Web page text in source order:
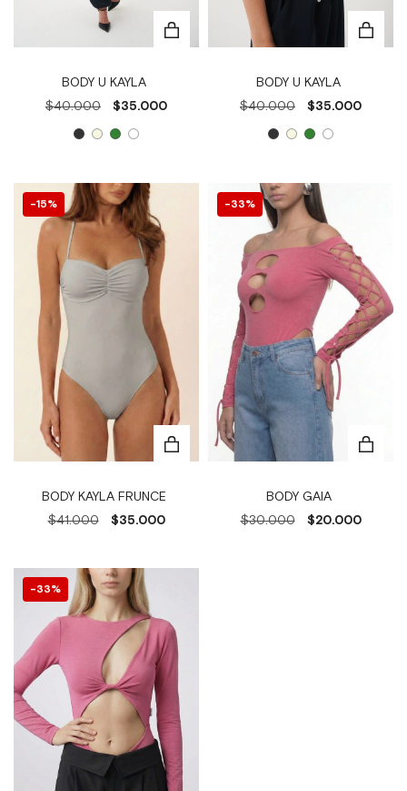
BODY U KAYLA
$40.000
$35.000
BODY U KAYLA
$40.000
$35.000
15%
BODY KAYLA FRUNCE
$41.000
$35.000
33%
BODY GAIA
$30.000
$20.000
33%